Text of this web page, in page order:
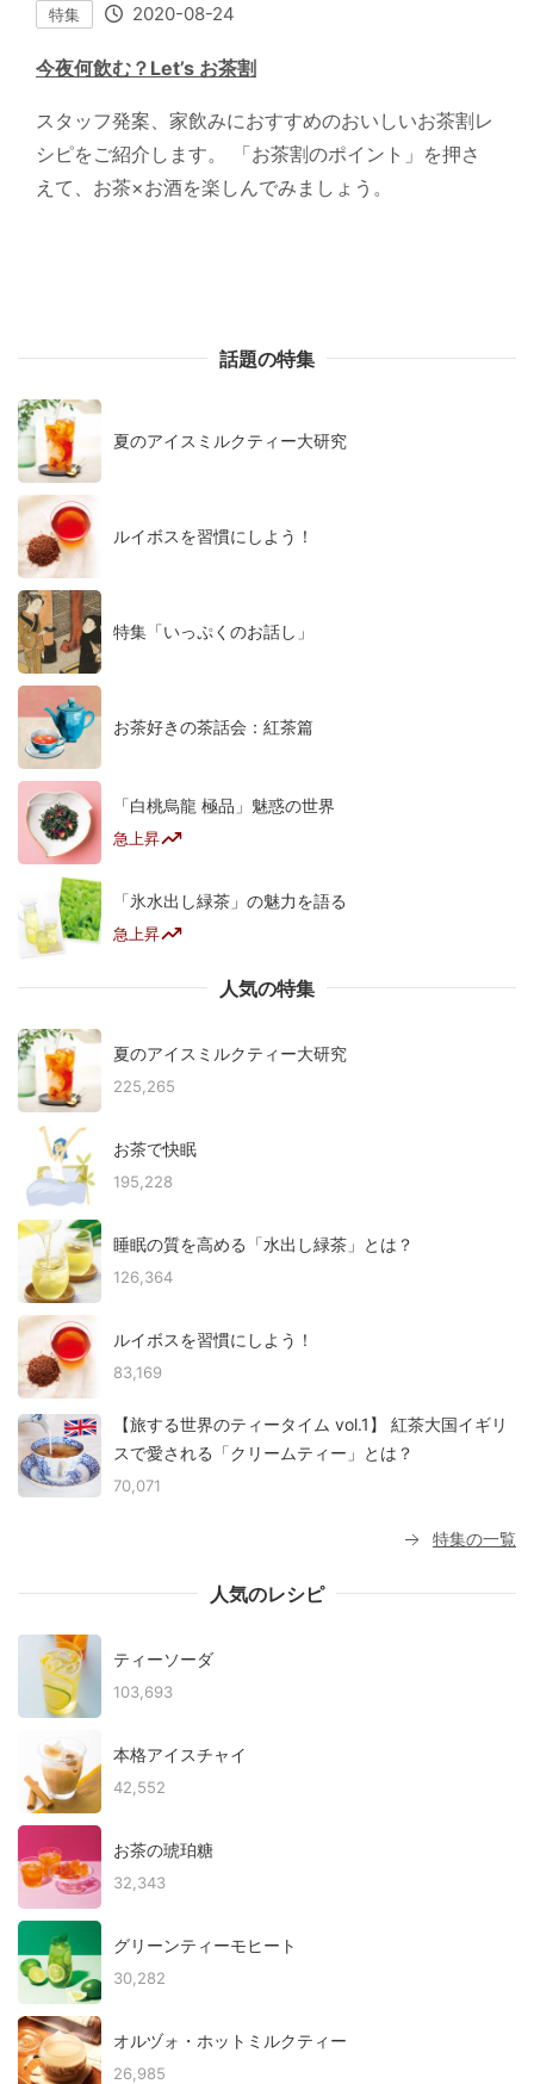
特集 2020-08-24
今夜何飲む？Let’s お茶割
スタッフ発案、家飲みにおすすめのおいしいお茶割レ
シピをご紹介します。 「お茶割のポイント」を押さ
えて、お茶×お酒を楽しんでみましょう。
話題の特集
夏のアイスミルクティー大研究
ルイボスを習慣にしよう！
特集「いっぷくのお話し」
お茶好きの茶話会：紅茶篇
「白桃烏龍 極品」魅惑の世界
急上昇
「氷水出し緑茶」の魅力を語る
急上昇
人気の特集
夏のアイスミルクティー大研究
225,265
お茶で快眠
195,228
睡眠の質を高める「水出し緑茶」とは？
126,364
ルイボスを習慣にしよう！
83,169
【旅する世界のティータイム vol.1】 紅茶大国イギリ
スで愛される「クリームティー」とは？
70,071
特集の一覧
人気のレシピ
ティーソーダ
103,693
本格アイスチャイ
42,552
お茶の琥珀糖
32,343
グリーンティーモヒート
30,282
オルヅォ・ホットミルクティー
26,985